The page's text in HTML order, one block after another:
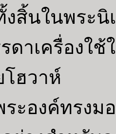
งสิ้นในพระ
ดาเครื่องใ
โฮวาห์
องค์ทรงมอ